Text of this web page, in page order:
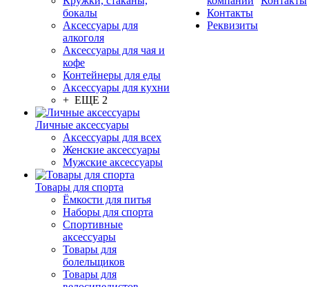
бокалы
Аксессуары для
алкоголя
Аксессуары для чая и
кофе
Контейнеры для еды
Аксессуары для кухни
+ ЕЩЕ 2
Личные аксессуары
Аксессуары для всех
Женские аксессуары
Мужские аксессуары
Товары для спорта
Ёмкости для питья
Наборы для спорта
Спортивные
аксессуары
Товары для
болельщиков
Товары для
Контакты
Реквизиты